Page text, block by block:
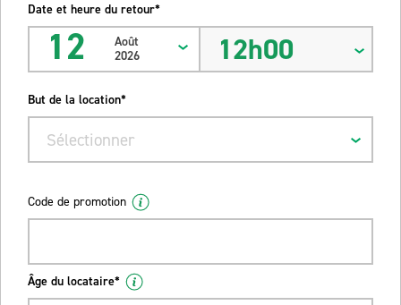
Date et heure du retour*
12
Août
2026
12h00
But de la location*
Sélectionner
Code de promotion
Âge du locataire*